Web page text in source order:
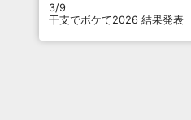
3/9
干支でボケて2026 結果発表